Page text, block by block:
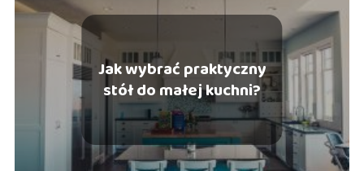
Jak wybrać praktyczny
stół do małej kuchni?